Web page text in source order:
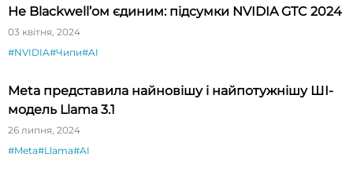
Не Blackwell’ом єдиним: підсумки NVIDIA GTC 2024
03 квітня, 2024
#NVIDIA#Чипи#AI
Meta представила найновішу і найпотужнішу ШІ-
модель Llama 3.1
26 липня, 2024
#Meta#Llama#AI